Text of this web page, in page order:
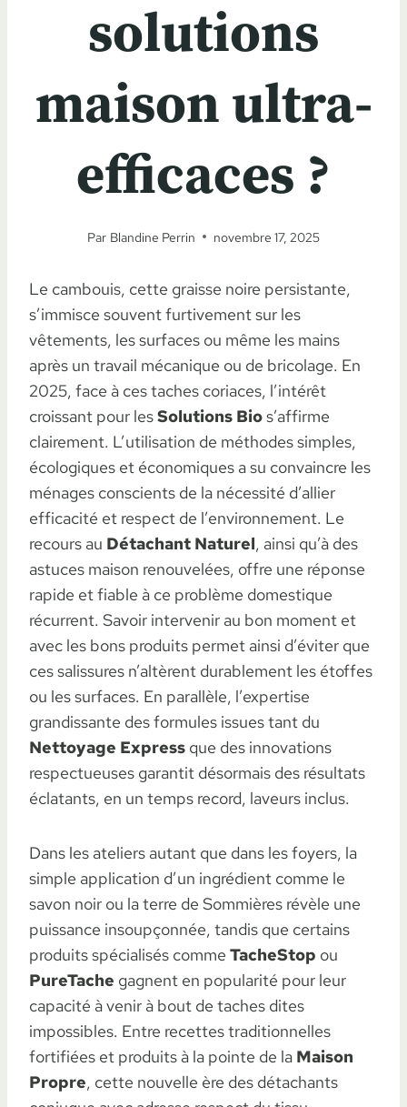
solutions
maison ultra-
efficaces ?
Par Blandine Perrin novembre 17, 2025
Le cambouis, cette graisse noire persistante,
s’immisce souvent furtivement sur les
vêtements, les surfaces ou même les mains
après un travail mécanique ou de bricolage. En
2025, face à ces taches coriaces, l’intérêt
croissant pour lesSolutions Bios’affirme
clairement. L’utilisation de méthodes simples,
écologiques et économiques a su convaincre les
ménages conscients de la nécessité d’allier
efficacité et respect de l’environnement. Le
recours au Détachant Naturel, ainsi qu’à des
astuces maison renouvelées, offre une réponse
rapide et fiable à ce problème domestique
récurrent. Savoir intervenir au bon moment et
avec les bons produits permet ainsi d’éviter que
ces salissures n’altèrent durablement les étoffes
ou les surfaces. En parallèle, l’expertise
grandissante des formules issues tant du
Nettoyage Express que des innovations
respectueuses garantit désormais des résultats
éclatants, en un temps record, laveurs inclus.
Dans les ateliers autant que dans les foyers, la
simple application d’un ingrédient comme le
savon noir ou la terre de Sommières révèle une
puissance insoupçonnée, tandis que certains
produits spécialisés comme TacheStop ou
PureTache gagnent en popularité pour leur
capacité à venir à bout de taches dites
impossibles. Entre recettes traditionnelles
fortifiées et produits à la pointe de la Maison
Propre, cette nouvelle ère des détachants